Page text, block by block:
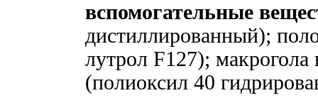
вспомогательные
дистиллированный);
лутрол F127); макрогола
(полиоксил 40